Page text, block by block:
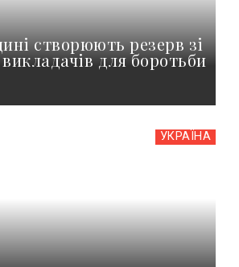
створюють резерв зі
викладачів для боротьби
УКРАЇНА